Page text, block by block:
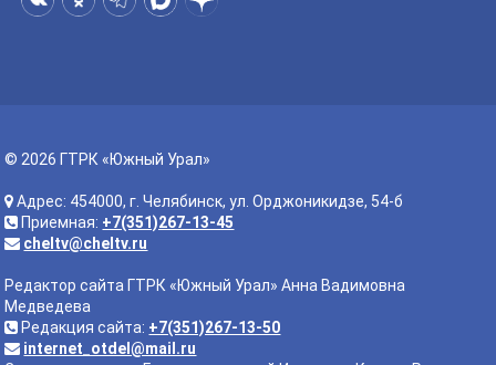
© 2026 ГТРК «Южный Урал»
Адрес: 454000, г. Челябинск, ул. Орджоникидзе, 54-б
Приемная: +7(351)267-13-45
cheltv@cheltv.ru
Редактор сайта ГТРК «Южный Урал» Анна Вадимовна
Медведева
Редакция сайта: +7(351)267-13-50
internet_otdel@mail.ru